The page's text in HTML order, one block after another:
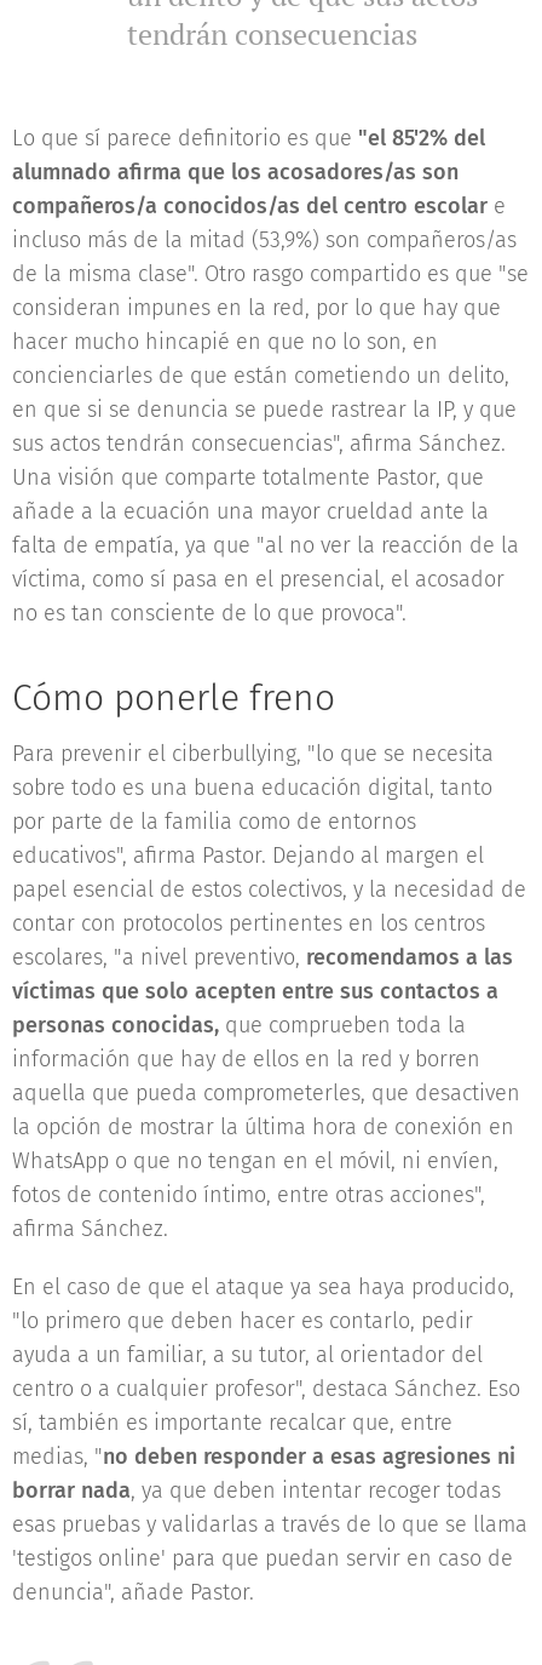
tendrán consecuencias
Lo que sí parece definitorio es que "el 85'2% del
alumnado afirma que los acosadores/as son
compañeros/a conocidos/as del centro escolar e
incluso más de la mitad (53,9%) son compañeros/as
de la misma clase". Otro rasgo compartido es que "se
consideran impunes en la red, por lo que hay que
hacer mucho hincapié en que no lo son, en
concienciarles de que están cometiendo un delito,
en que si se denuncia se puede rastrear la IP, y que
sus actos tendrán consecuencias", afirma Sánchez.
Una visión que comparte totalmente Pastor, que
añade a la ecuación una mayor crueldad ante la
falta de empatía, ya que "al no ver la reacción de la
víctima, como sí pasa en el presencial, el acosador
no es tan consciente de lo que provoca".
Cómo ponerle freno
Para prevenir el ciberbullying, "lo que se necesita
sobre todo es una buena educación digital, tanto
por parte de la familia como de entornos
educativos", afirma Pastor. Dejando al margen el
papel esencial de estos colectivos, y la necesidad de
contar con protocolos pertinentes en los centros
escolares, "a nivel preventivo, recomendamos a las
víctimas que solo acepten entre sus contactos a
personas conocidas, que comprueben toda la
información que hay de ellos en la red y borren
aquella que pueda comprometerles, que desactiven
la opción de mostrar la última hora de conexión en
WhatsApp o que no tengan en el móvil, ni envíen,
fotos de contenido íntimo, entre otras acciones",
afirma Sánchez.
En el caso de que el ataque ya sea haya producido,
"lo primero que deben hacer es contarlo, pedir
ayuda a un familiar, a su tutor, al orientador del
centro o a cualquier profesor", destaca Sánchez. Eso
sí, también es importante recalcar que, entre
medias, "no deben responder a esas agresiones ni
borrar nada, ya que deben intentar recoger todas
esas pruebas y validarlas a través de lo que se llama
'testigos online' para que puedan servir en caso de
denuncia", añade Pastor.